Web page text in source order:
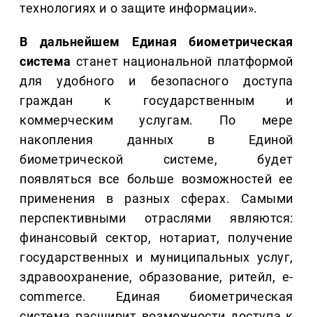
технологиях и о защите информации».
В дальнейшем Единая биометрическая
система станет национальной платформой
для удобного и безопасного доступа
граждан к государственным и
коммерческим услугам. По мере
накопления данных в Единой
биометрической системе, будет
появляться все больше возможностей ее
применения в разных сферах. Самыми
перспективными отраслями являются:
финансовый сектор, нотариат, получение
государственных и муниципальных услуг,
здравоохранение, образование, ритейл, e-
commerce. Единая биометрическая